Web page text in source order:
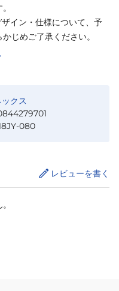
イン・仕様について、予
じめご了承ください。
ックス
080
レビューを書く